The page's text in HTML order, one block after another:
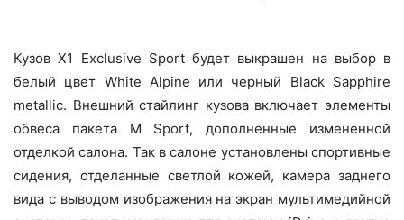
Кузов X1 Exclusive Sport будет выкрашен на выбор в
белый цвет White Alpine или черный Black Sapphire
metallic. Внешний стайлинг кузова включает элементы
обвеса пакета M Sport, дополненные измененной
отделкой салона. Так в салоне установлены спортивные
сидения, отделанные светлой кожей, камера заднего
вида с выводом изображения на экран мультимедийной